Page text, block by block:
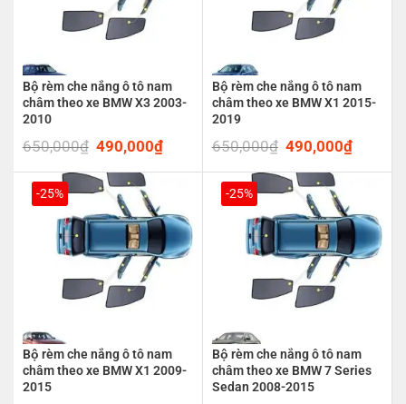
Bộ rèm che nắng ô tô nam
châm theo xe BMW X3 2003-
2010
650,000₫ Original
was:
650,000₫.
490,000₫Current
is:
490,000₫.
Bộ rèm che nắng ô tô nam
châm theo xe BMW X1 2015-
2019
650,000₫ Original
was:
650,000₫.
490,000₫Current
is:
-25%
Bộ rèm che nắng ô tô nam
châm theo xe BMW X1 2009-
2015
-25%
Bộ rèm che nắng ô tô nam
châm theo xe BMW 7 Series
Sedan 2008-2015